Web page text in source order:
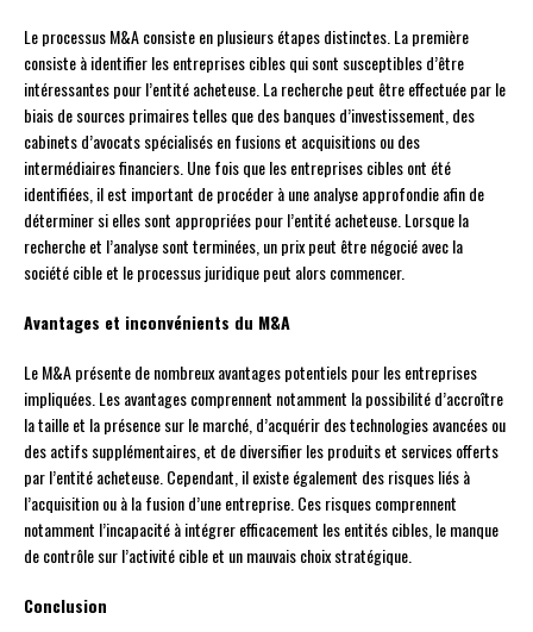
Le processus M&A consiste en plusieurs étapes distinctes. La première
consiste à identifier les entreprises cibles qui sont susceptibles d’être
intéressantes pour l’entité acheteuse. La recherche peut être effectuée par le
biais de sources primaires telles que des banques d’investissement, des
cabinets d’avocats spécialisés en fusions et acquisitions ou des
intermédiaires financiers. Une fois que les entreprises cibles ont été
identifiées, il est important de procéder à une analyse approfondie afin de
déterminer si elles sont appropriées pour l’entité acheteuse. Lorsque la
recherche et l’analyse sont terminées, un prix peut être négocié avec la
société cible et le processus juridique peut alors commencer.
Avantages et inconvénients du M&A
Le M&A présente de nombreux avantages potentiels pour les entreprises
impliquées. Les avantages comprennent notamment la possibilité d’accroître
la taille et la présence sur le marché, d’acquérir des technologies avancées ou
des actifs supplémentaires, et de diversifier les produits et services offerts
par l’entité acheteuse. Cependant, il existe également des risques liés à
l’acquisition ou à la fusion d’une entreprise. Ces risques comprennent
notamment l’incapacité à intégrer efficacement les entités cibles, le manque
de contrôle sur l’activité cible et un mauvais choix stratégique.
Conclusion